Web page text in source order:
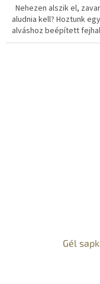
Nehezen alszik el,
aludnia kell? Hoztunk
alváshoz beépített
Gél